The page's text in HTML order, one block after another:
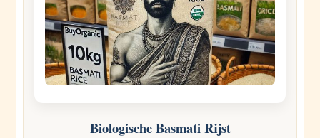
Biologische Basmati Rijst